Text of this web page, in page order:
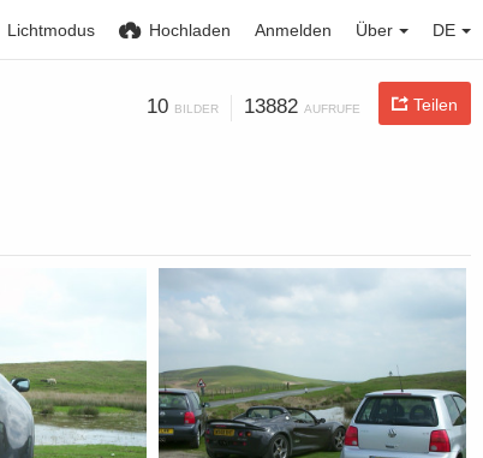
Lichtmodus Hochladen Anmelden Über DE
10 BILDER 13882 AUFRUFE Teilen